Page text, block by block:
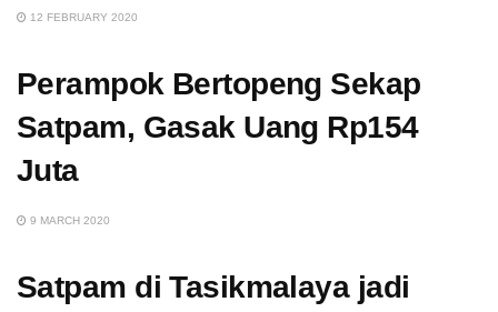
12 FEBRUARY 2020
Perampok Bertopeng Sekap
Satpam, Gasak Uang Rp154
Juta
9 MARCH 2020
Satpam di Tasikmalaya jadi